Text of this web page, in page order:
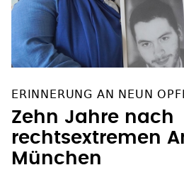
ERINNERUNG AN NEUN
Zehn Jahre nach
rechtsextremen